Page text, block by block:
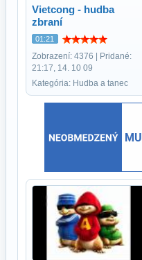
Vietcong - hudba
zbraní
01:21
Zobrazení: 4376 | Pridané:
21:17, 14. 10 09
Kategória: Hudba a tanec